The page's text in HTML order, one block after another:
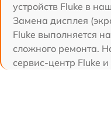
устройств Fluke в
Замена дисплея
Fluke выполняется
сложного ремонта.
сервис-центр Fluke и